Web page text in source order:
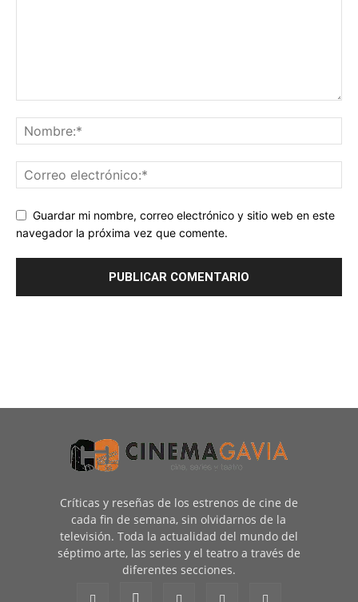
Guardar mi nombre, correo electrónico y sitio web en este
navegador la próxima vez que comente.
Críticas y reseñas de los estrenos de cine de
cada fin de semana, sin olvidarnos de la
televisión. Toda la actualidad del mundo del
séptimo arte, las series y el teatro a través de
diferentes secciones.